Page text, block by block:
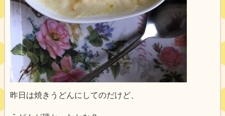
昨日は焼きうどんにしてのだけど、